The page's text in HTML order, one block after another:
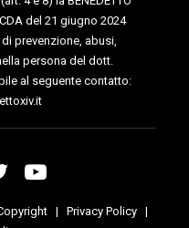
del 21 giugno 2024
prevenzione, abusi,
persona del dott.
al seguente contatto:
| Privacy Policy|